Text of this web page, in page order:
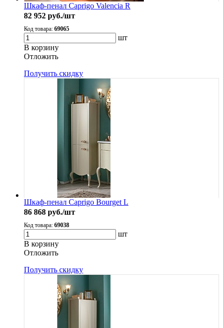
Шкаф-пенал Caprigo Valencia R
82 952 руб./шт
Код товара: 69065
шт
В корзину
Oтложить
Получить скидку
Шкаф-пенал Caprigo Bourget L
86 868 руб./шт
Код товара: 69038
шт
В корзину
Oтложить
Получить скидку